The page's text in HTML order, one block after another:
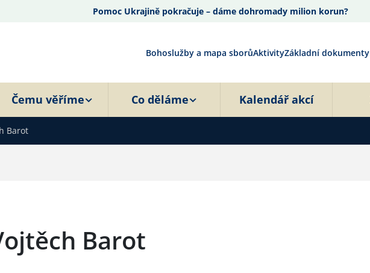
Pomoc Ukrajině pokračuje – dáme dohromady milion korun?
Bohoslužby a mapa sborůAktivityZákladní dokumenty
Čemu věříme Co děláme Kalendář akcí
Barot
Barot